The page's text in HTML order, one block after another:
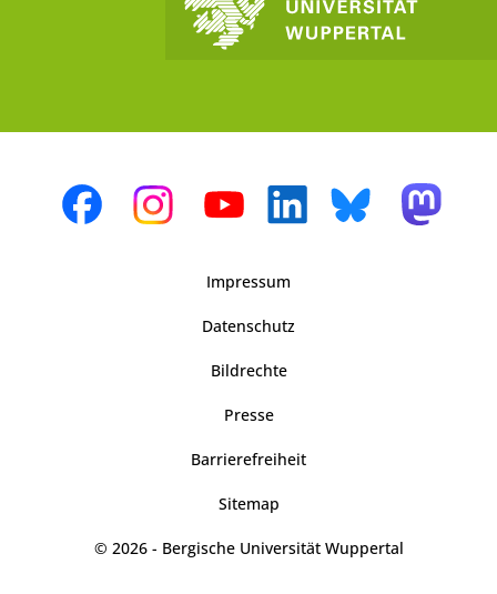
Impressum
Datenschutz
Bildrechte
Presse
Barrierefreiheit
Sitemap
© 2026 - Bergische Universität Wuppertal